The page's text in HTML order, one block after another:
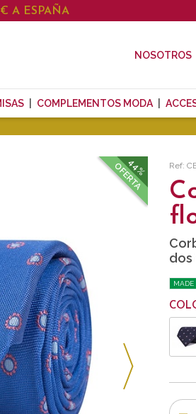
A ESPAÑA
NOSOTROS
COMPLEMENTOS MODA
44%
OFERTA Ref:
dos
MADE